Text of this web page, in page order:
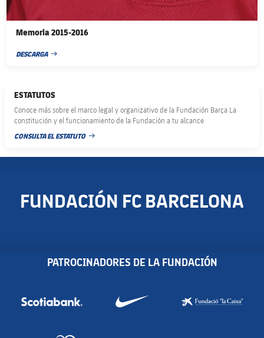
Memoria 2015-2016
DESCARGA
FECHA DE PUBLICACIÓN
ESTATUTOS
Conoce más sobre el marco legal y organizativo de la Fundación Barça La
constitución y el funcionamiento de la Fundación a tu alcance
CONSULTA EL ESTATUTO
FECHA DE PUBLICACIÓN
FUNDACIÓN FC BARCELONA
PATROCINADORES DE LA FUNDACIÓN